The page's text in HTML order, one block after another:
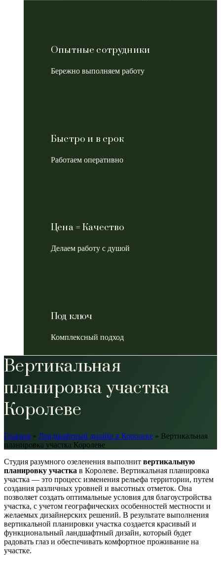
Опытные сотрудники
Бережно выполняем работу
Быстро и в срок
Работаем оперативно
Цена = Качество
Делаем работу с душой
Под ключ
Комплексный подход
Вертикальная
планировка участка
Королеве
Главная » Ландшафтный дизайн в Королеве » Вертикальная
планировка участка Королеве
Студия разумного озеленения выполнит вертикальную
планировку участка в Королеве. Вертикальная планировка
участка — это процесс изменения рельефа территории, путем
создания различных уровней и высотных отметок. Она
позволяет создать оптимальные условия для благоустройства
участка, с учетом географических особенностей местности и
желаемых дизайнерских решений. В результате выполнения
вертикальной планировки участка создается красивый и
функциональный ландшафтный дизайн, который будет
радовать глаз и обеспечивать комфортное проживание на
участке.